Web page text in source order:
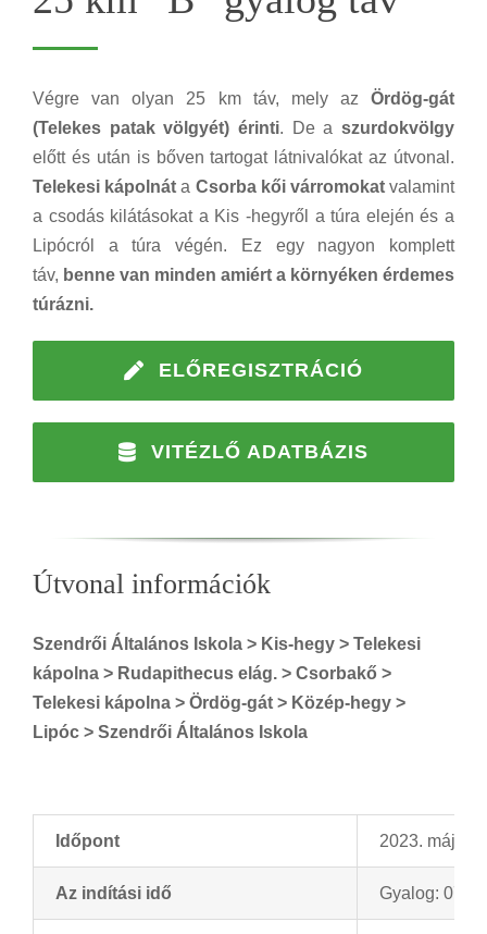
Végre van olyan 25 km táv, mely az Ördög-gát
(Telekes patak völgyét) érinti. De a szurdokvölgy
előtt és után is bőven tartogat látnivalókat az útvonal.
Telekesi kápolnát a Csorba kői várromokatvalamint
a csodás kilátásokat a Kis -hegyről a túra elején és a
Lipócról a túra végén. Ez egy nagyon komplett
táv, benne van minden amiért a környéken érdemes
túrázni.
ELŐREGISZTRÁCIÓ
VITÉZLŐ ADATBÁZIS
Útvonal információk
Szendrői Általános Iskola > Kis-hegy > Telekesi
kápolna > Rudapithecus elág. > Csorbakő >
Telekesi kápolna > Ördög-gát > Közép-hegy >
Lipóc > Szendrői Általános Iskola
Időpont 2023. május
Az indítási idő Gyalog: